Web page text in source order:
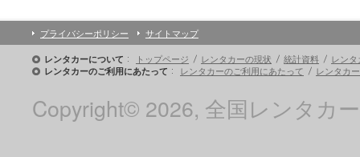
プライバシーポリシー サイトマップ
レンタカーについて トップページ レンタカーの現状 統計資料 レン
レンタカーのご利用にあたって レンタカーのご利用にあたって レンタカ
Copyright© 2026, 全国レンタカ